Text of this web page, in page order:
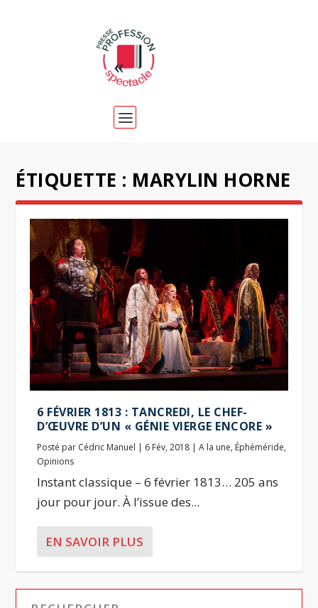
ÉTIQUETTE : MARYLIN HORNE
6 FÉVRIER 1813 : TANCREDI, LE CHEF-
D’ŒUVRE D’UN « GÉNIE VIERGE ENCORE »
Posté par Cédric Manuel | 6 Fév, 2018 |A la une, Éphéméride,
Opinions
Instant classique – 6 février 1813… 205 ans
jour pour jour. À l’issue des...
EN SAVOIR PLUS